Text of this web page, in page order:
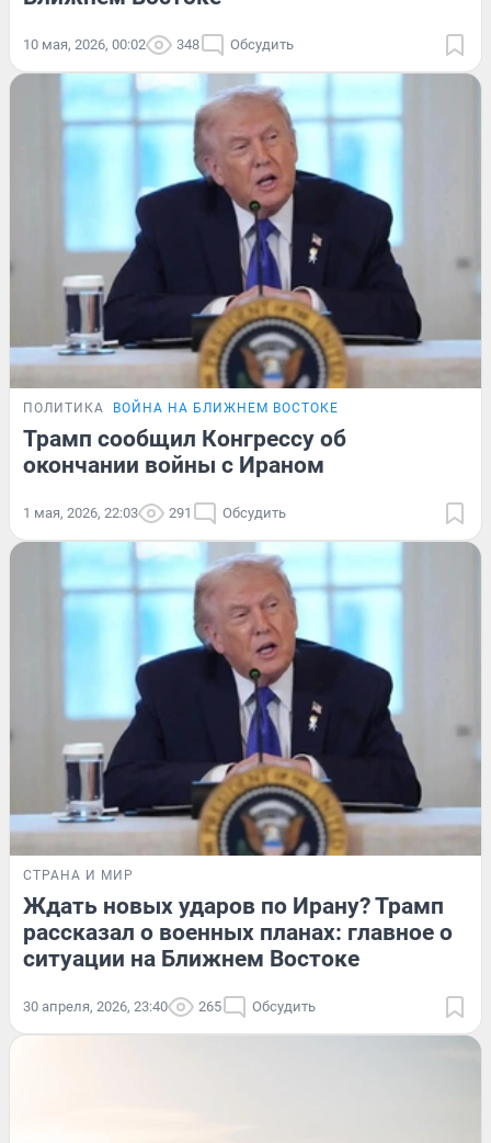
10 мая, 2026, 00:02 348 Обсудить
ПОЛИТИКА ВОЙНА НА БЛИЖНЕМ ВОСТОКЕ
Трамп сообщил Конгрессу об
окончании войны с Ираном
1 мая, 2026, 22:03 291 Обсудить
СТРАНА И МИР
Ждать новых ударов по Ирану? Трамп
рассказал о военных планах: главное о
ситуации на Ближнем Востоке
30 апреля, 2026, 23:40 265 Обсудить